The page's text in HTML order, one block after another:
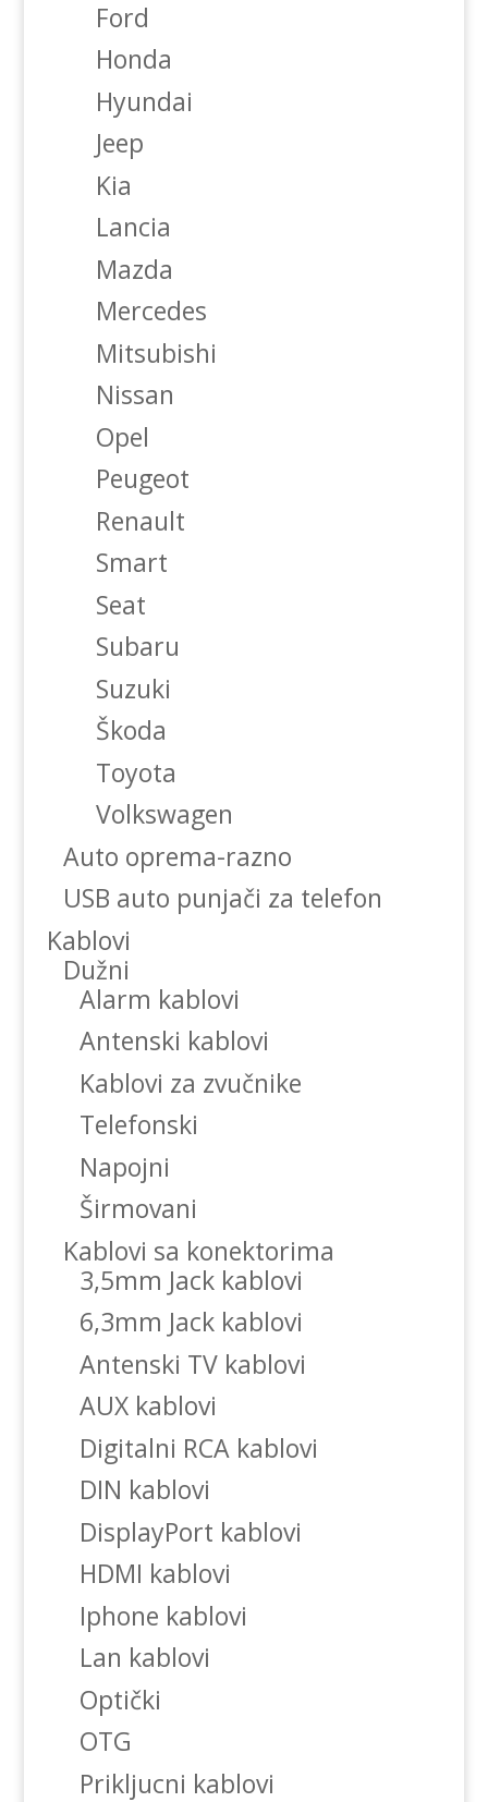
Ford
Honda
Hyundai
Jeep
Kia
Lancia
Mazda
Mercedes
Mitsubishi
Nissan
Opel
Peugeot
Renault
Smart
Seat
Subaru
Suzuki
Škoda
Toyota
Volkswagen
Auto oprema-razno
USB auto punjači za telefon
Kablovi
Dužni
Alarm kablovi
Antenski kablovi
Kablovi za zvučnike
Telefonski
Napojni
Širmovani
Kablovi sa konektorima
3,5mm Jack kablovi
6,3mm Jack kablovi
Antenski TV kablovi
AUX kablovi
Digitalni RCA kablovi
DIN kablovi
DisplayPort kablovi
HDMI kablovi
Iphone kablovi
Lan kablovi
Optički
OTG
Prikljucni kablovi